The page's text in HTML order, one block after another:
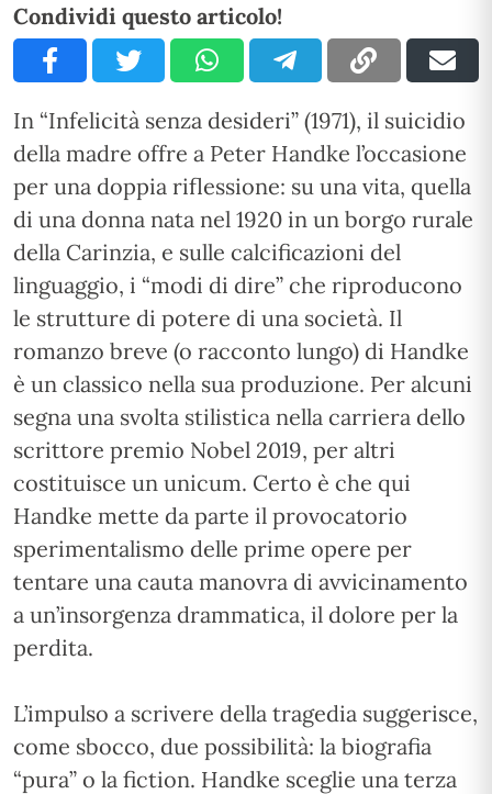
Condividi questo articolo!
In “Infelicità senza desideri” (1971), il suicidio
della madre offre a Peter Handke l’occasione
per una doppia riflessione: su una vita, quella
di una donna nata nel 1920 in un borgo rurale
della Carinzia, e sulle calcificazioni del
linguaggio, i “modi di dire” che riproducono
le strutture di potere di una società. Il
romanzo breve (o racconto lungo) di Handke
è un classico nella sua produzione. Per alcuni
segna una svolta stilistica nella carriera dello
scrittore premio Nobel 2019, per altri
costituisce un unicum. Certo è che qui
Handke mette da parte il provocatorio
sperimentalismo delle prime opere per
tentare una cauta manovra di avvicinamento
a un’insorgenza drammatica, il dolore per la
perdita.
L’impulso a scrivere della tragedia suggerisce,
come sbocco, due possibilità: la biografia
“pura” o la fiction. Handke sceglie una terza